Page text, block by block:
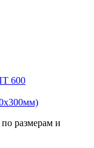
размерам и